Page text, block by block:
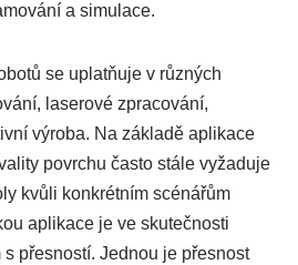
a simulace.
se uplatňuje v různých
laserové zpracování,
výroba. Na základě aplikace
povrchu často stále vyžaduje
kvůli konkrétním scénářům
aplikace je ve skutečnosti
přesností. Jednou je přesnost